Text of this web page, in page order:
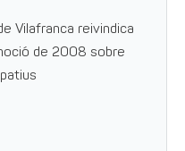
Vilafranca reivindica
de 2008 sobre